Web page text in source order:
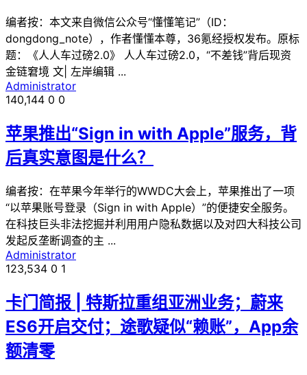
编者按：本文来自微信公众号“懂懂笔记”（ID：
dongdong_note），作者懂懂本尊，36氪经授权发布。原标
题：《人人车过磅2.0》 人人车过磅2.0，“不差钱”背后现资
金链窘境 文| 左岸编辑 ...
Administrator
140,144 0 0
苹果推出“Sign in with Apple”服务，背
后真实意图是什么？
编者按：在苹果今年举行的WWDC大会上，苹果推出了一项
“以苹果账号登录（Sign in with Apple）”的便捷安全服务。
在科技巨头非法挖掘并利用用户隐私数据以及对四大科技公司
发起反垄断调查的主 ...
Administrator
123,534 0 1
卡门简报 | 特斯拉重组亚洲业务；蔚来
ES6开启交付；途歌疑似“赖账”，App余
额清零